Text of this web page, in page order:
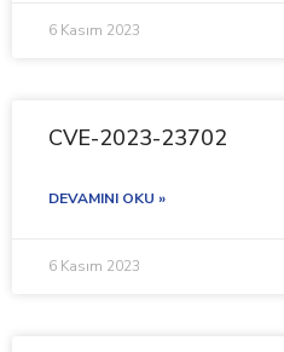
6 Kasım 2023
CVE-2023-23702
DEVAMINI OKU »
6 Kasım 2023